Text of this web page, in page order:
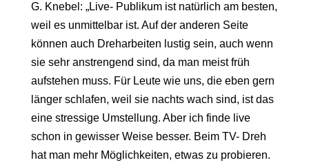
G. Knebel: „Live- Publikum ist natürlich am besten,
weil es unmittelbar ist. Auf der anderen Seite
können auch Dreharbeiten lustig sein, auch wenn
sie sehr anstrengend sind, da man meist früh
aufstehen muss. Für Leute wie uns, die eben gern
länger schlafen, weil sie nachts wach sind, ist das
eine stressige Umstellung. Aber ich finde live
schon in gewisser Weise besser. Beim TV- Dreh
hat man mehr Möglichkeiten, etwas zu probieren.